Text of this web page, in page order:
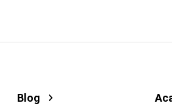
Blog